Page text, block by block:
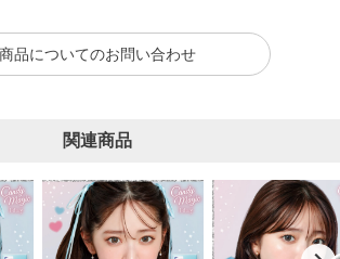
商品についてのお問い合わせ
関連商品